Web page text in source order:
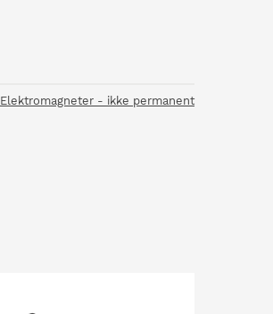
Elektromagneter - ikke permanent